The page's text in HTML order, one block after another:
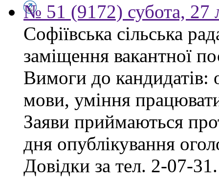
№ 51 (9172) субота, 27
Софіївська сільська
заміщення вакантної
Вимоги до кандидатів:
мови, уміння
Заяви приймаються
дня опублікування
Довідки за тел. 2-07-31.